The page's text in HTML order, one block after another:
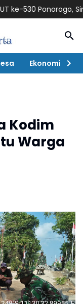
Ponorogo, Simbol
Ekonomi
Kodim
Warga